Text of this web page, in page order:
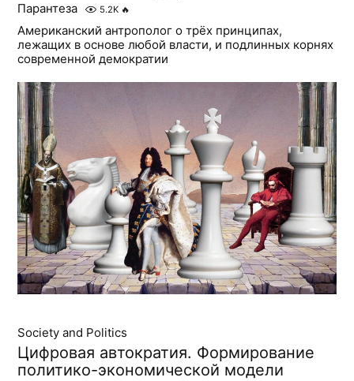
Парантеза 5.2K 🔥
Американский антрополог о трёх принципах,
лежащих в основе любой власти, и подлинных корнях
современной демократии
Society and Politics
Цифровая автократия. Формирование
политико-экономической модели